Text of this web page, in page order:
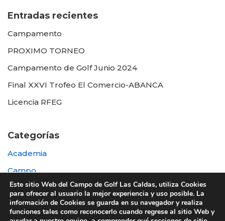
Entradas recientes
Campamento
PROXIMO TORNEO
Campamento de Golf Junio 2024
Final XXVI Trofeo El Comercio-ABANCA
Licencia RFEG
Categorías
Academia
Campo
Destacada
Otras
Este sitio Web del Campo de Golf Las Caldas, utiliza Cookies
para ofrecer al usuario la mejor experiencia y uso posible. La
información de Cookies se guarda en su navegador y realiza
funciones tales como reconocerlo cuando regrese al sitio Web y